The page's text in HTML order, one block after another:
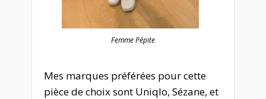
Femme Pépite
Mes marques préférées pour cette
pièce de choix sont Uniqlo, Sézane, et